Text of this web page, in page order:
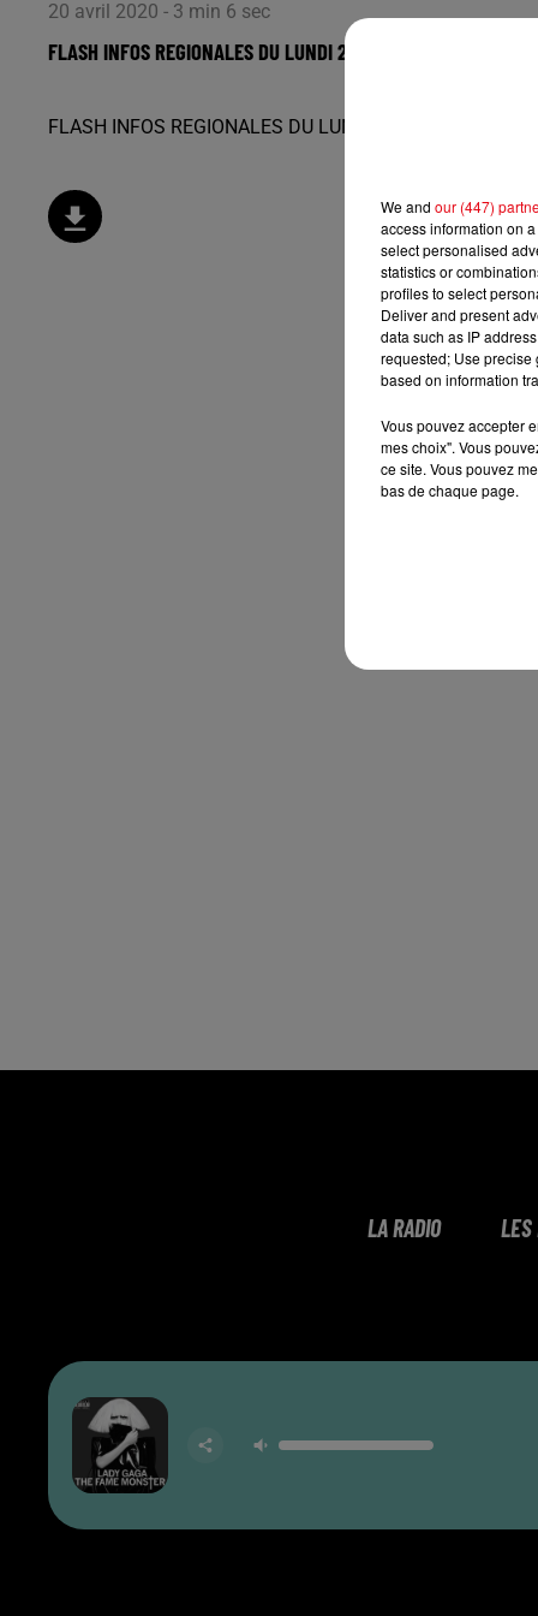
20 avril 2020 - 3 min 6 sec
FLASH INFOS REGIONALES DU LUNDI 20 AVRIL A 8H30
FLASH INFOS REGIONALES DU LUNDI 20 AVRIL A 8H30
LA RADIO LES
We and our (447)
access information on
select personalised
statistics or
profiles to select
Deliver and present
data such as IP
requested; Use precise
based on information
Vous pouvez accepter
mes choix". Vous
ce site. Vous pouvez
bas de chaque page.